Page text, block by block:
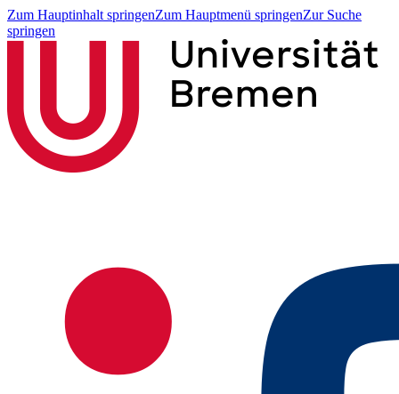
Zum Hauptinhalt springenZum Hauptmenü springenZur Suche
springen